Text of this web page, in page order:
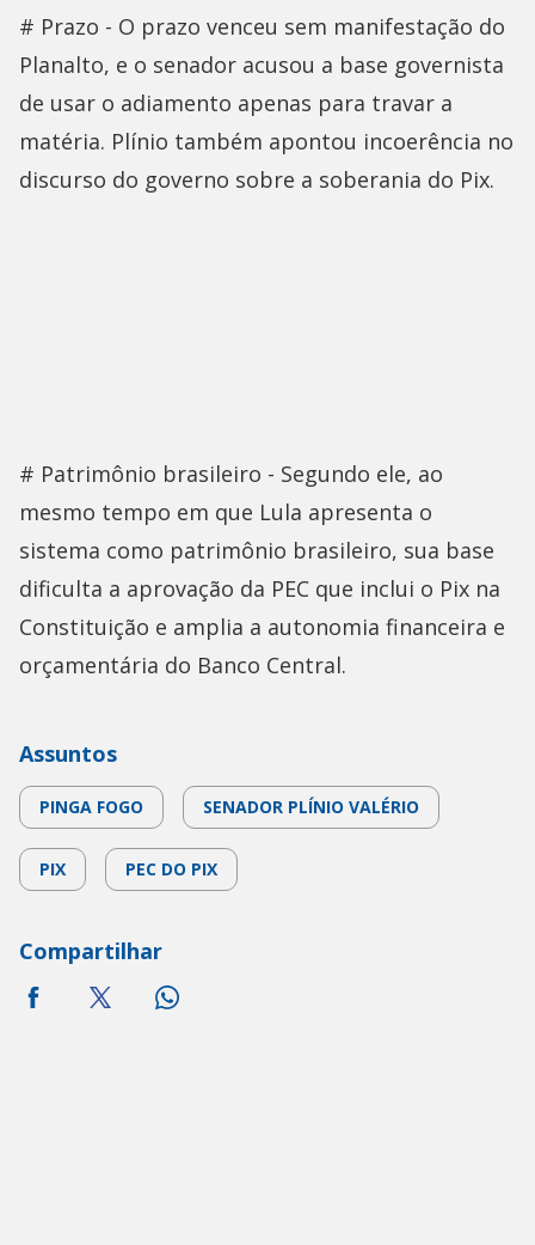
# Prazo - O prazo venceu sem manifestação do
Planalto, e o senador acusou a base governista
de usar o adiamento apenas para travar a
matéria. Plínio também apontou incoerência no
discurso do governo sobre a soberania do Pix.
# Patrimônio brasileiro - Segundo ele, ao
mesmo tempo em que Lula apresenta o
sistema como patrimônio brasileiro, sua base
dificulta a aprovação da PEC que inclui o Pix na
Constituição e amplia a autonomia financeira e
orçamentária do Banco Central.
Assuntos
PINGA FOGO SENADOR PLÍNIO VALÉRIO
PIX PEC DO PIX
Compartilhar